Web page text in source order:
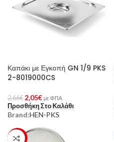
Καπάκι με Εγκοπή GN 1/9 PKS
2-8019000CS
2,66€ 2,05€ με ΦΠΑ
Προσθήκη Στο Καλάθι
Brand:HEN-PKS
-23%